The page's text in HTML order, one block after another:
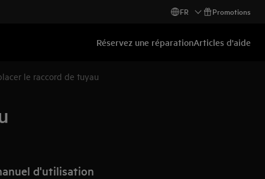
FR Promotions
Réservez une réparationArticles d'aide
le raccord de tuyau
d'utilisation